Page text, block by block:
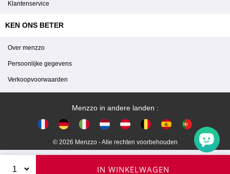
Klantenservice
KEN ONS BETER
Over menzzo
Persoonlijke gegevens
Verkoopvoorwaarden
Menzzo in andere landen :
© 2026 Menzzo - Alle rechten voorbehouden
IN WINKELWAGEN